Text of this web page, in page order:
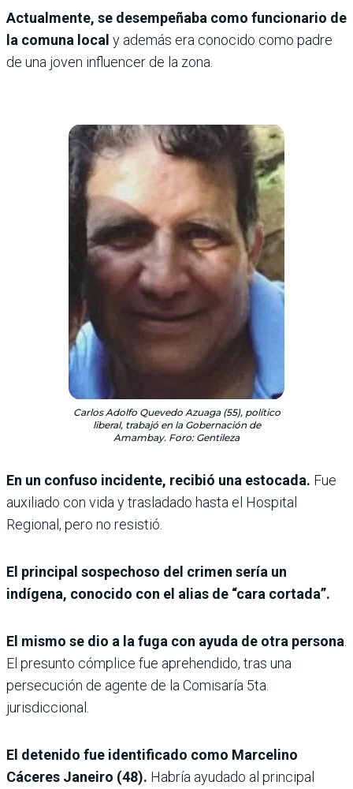
Actualmente, se desempeñaba como funcionario de
la comuna local y además era conocido como padre
de una joven influencer de la zona.
Carlos Adolfo Quevedo Azuaga (55), político
liberal, trabajó en la Gobernación de
Amambay. Foro: Gentileza
En un confuso incidente, recibió una estocada. Fue
auxiliado con vida y trasladado hasta el Hospital
Regional, pero no resistió.
El principal sospechoso del crimen sería un
indígena, conocido con el alias de “cara cortada”.
El mismo se dio a la fuga con ayuda de otra persona.
El presunto cómplice fue aprehendido, tras una
persecución de agente de la Comisaría 5ta.
jurisdiccional.
El detenido fue identificado como Marcelino
Cáceres Janeiro (48). Habría ayudado al principal